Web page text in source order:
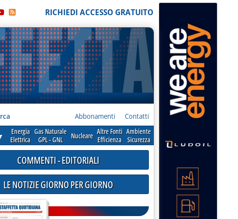
RICHIEDI ACCESSO GRATUITO
Abbonamenti Contatti
Energia
Elettrica
Gas Naturale
GPL - GNL
Nucleare Altre Fonti
Efficienza
Ambiente
Sicurezza
COMMENTI - EDITORIALI
LE NOTIZIE GIORNO PER GIORNO